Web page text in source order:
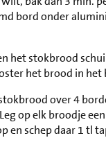
bord onder
het stokbrood
het brood in
over 4
op elk broodje
en schep daar 1 tl